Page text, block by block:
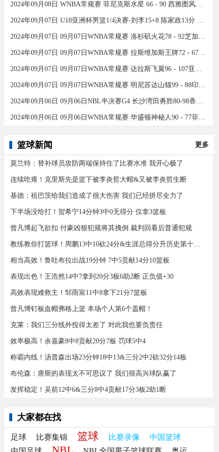
2024年09月08日 WNBA常规赛 菲尼克斯水星 66 - 90 西雅图风暴 全场集锦
2024年09月07日 U18亚洲杯男篮1/4决赛-刘李15+8 陈家政13分 中国46分大胜印度
2024年09月07日 09月07日WNBA常规赛 洛杉矶火花78 - 92芝加哥天空 全场集锦
2024年09月07日 09月07日WNBA常规赛 拉斯维加斯王牌72 - 67康涅狄格太阳 集锦
2024年09月07日 09月07日WNBA常规赛 达拉斯飞翼96 - 107亚特兰大梦想 全场集锦
2024年09月07日 09月07日WNBA常规赛 明尼苏达山猫99 - 88印第安纳狂热 全场集锦
2024年09月06日 09月06日NBL半决赛G4 长沙湾田勇胜80-98香港金牛 全场集锦
2024年09月06日 09月06日WNBA常规赛 华盛顿神秘人90 - 77菲尼克斯水星 全场集锦
篮球新闻 更多
莫兰特：替补球员攻防两端保持住了比赛水准 我开心极了
连续吃瘪！克里斯先是篮下被李炎哲大帽&又被李炎哲生断
基德：祖巴茨给我们造成了很大伤害 我们已经拼尽全力了
下半场没给打！贺希宁14分钟3中0无得分 仅拿3篮板
曾凡博起飞欲扣 付豪凶狠犯规将其拽倒 裁判回看后普通犯规
教练教你打篮球！周鹏13中10砍24分&生涯总得分升历史第十三！
相当高效！鲁吐布拉出战19分钟 7中5贡献14分10篮板
表现出色！王浩然14中7拿到20分3板6助2断 正负值+30
高效表现难救主！邹雨宸11中8拿下21分7篮板
曾凡博钉板血帽弗格上篮 本场个人第6个盖帽！
克莱：我们三分线外投得太差了 对此我也要负责任
效率极高！余嘉豪8中8贡献20分7板 罚球5中4
称霸内线！汤普森出场23分钟18中13&三分2中2砍32分14板
布伦森：唐斯的表现太不可思议了 我们很高兴球队赢了
发挥稳定！吴前12中6&三分8中4贡献17分3板2助1断
大家都在找
足球 比赛集锦 篮球 比赛录像
中国篮球